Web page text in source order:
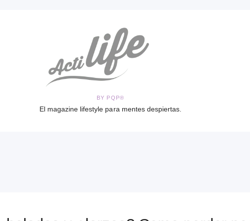
BY PQP®
El magazine lifestyle para mentes despiertas.